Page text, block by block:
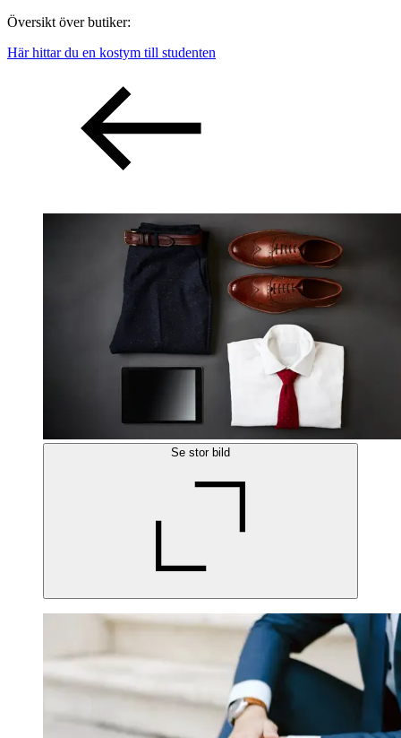
Översikt över butiker:
Här hittar du en kostym till studenten
Se stor bild